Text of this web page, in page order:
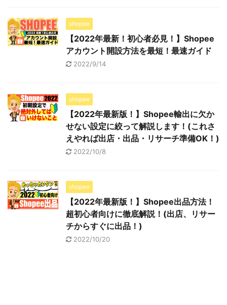
shopee
【2022年最新！初心者必見！】Shopee
アカウント開設方法を最短！最速ガイド
2022/9/14
shopee
【2022年最新版！】Shopee輸出に欠か
せない設定に絞って解説します！(これさ
えやれば出店・出品・リサーチ準備OK！)
2022/10/8
shopee
【2022年最新版！】Shopee出品方法！
超初心者向けに徹底解説！(出店、リサー
チからすぐに出品！)
2022/10/20